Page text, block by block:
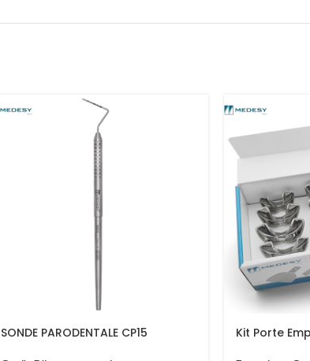
SONDE PARODENTALE CP15 Kit Porte